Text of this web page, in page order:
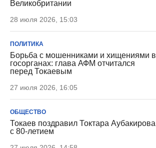
Великобритании
28 июля 2026, 15:03
ПОЛИТИКА
Борьба с мошенниками и хищениями в
госорганах: глава АФМ отчитался
перед Токаевым
27 июля 2026, 16:05
ОБЩЕСТВО
Токаев поздравил Токтара Аубакирова
с 80-летием